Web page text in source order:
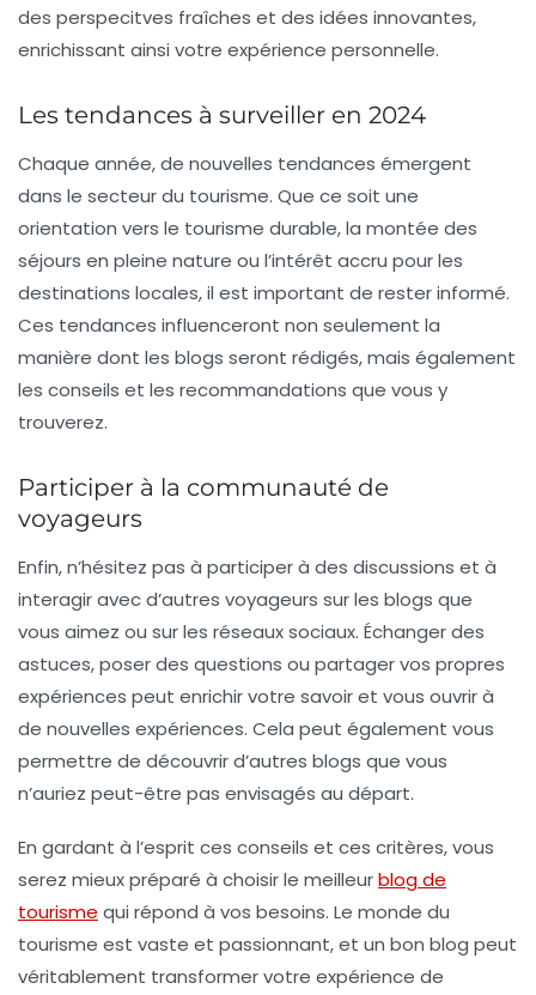
des perspecitves fraîches et des idées innovantes,
enrichissant ainsi votre expérience personnelle.
Les tendances à surveiller en 2024
Chaque année, de nouvelles tendances émergent
dans le secteur du tourisme. Que ce soit une
orientation vers le tourisme durable, la montée des
séjours en pleine nature ou l’intérêt accru pour les
destinations locales, il est important de rester informé.
Ces tendances influenceront non seulement la
manière dont les blogs seront rédigés, mais également
les conseils et les recommandations que vous y
trouverez.
Participer à la communauté de
voyageurs
Enfin, n’hésitez pas à participer à des discussions et à
interagir avec d’autres voyageurs sur les blogs que
vous aimez ou sur les réseaux sociaux. Échanger des
astuces, poser des questions ou partager vos propres
expériences peut enrichir votre savoir et vous ouvrir à
de nouvelles expériences. Cela peut également vous
permettre de découvrir d’autres blogs que vous
n’auriez peut-être pas envisagés au départ.
En gardant à l’esprit ces conseils et ces critères, vous
serez mieux préparé à choisir le meilleurblog de
tourisme qui répond à vos besoins. Le monde du
tourisme est vaste et passionnant, et un bon blog peut
véritablement transformer votre expérience de